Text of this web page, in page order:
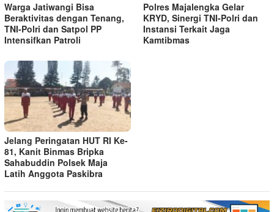
Warga Jatiwangi Bisa
Beraktivitas dengan Tenang,
TNI-Polri dan Satpol PP
Intensifkan Patroli
Polres Majalengka Gelar
KRYD, Sinergi TNI-Polri dan
Instansi Terkait Jaga
Kamtibmas
Jelang Peringatan HUT RI Ke-
81, Kanit Binmas Bripka
Sahabuddin Polsek Maja
Latih Anggota Paskibra